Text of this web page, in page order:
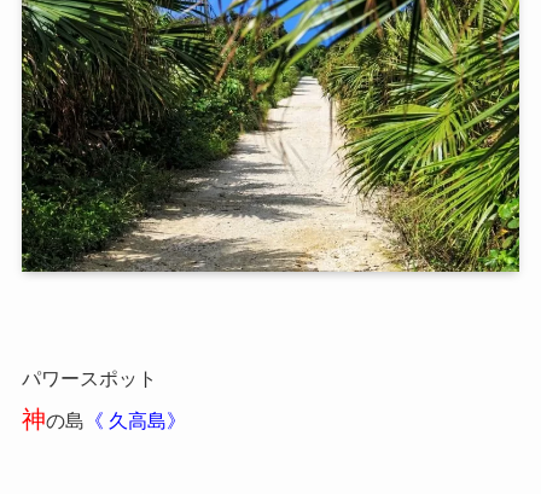
パワースポット
神の島 《 久高島》